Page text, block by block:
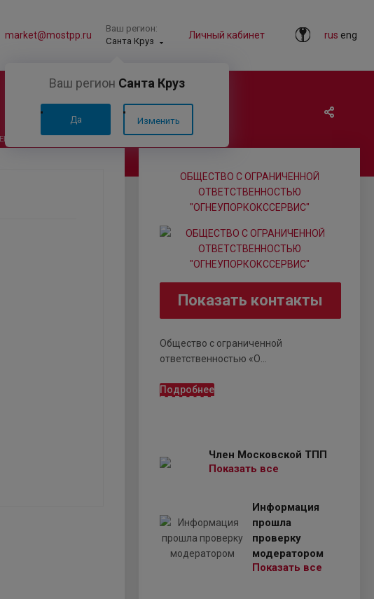
rus eng
Личный кабинет
Ваш регион:
Санта Круз
Ваш регион Санта Круз
Да Изменить
market@mostpp.ru
ОБЩЕСТВО С ОГРАНИЧЕННОЙ
ОТВЕТСТВЕННОСТЬЮ
"ОГНЕУПОРКОКССЕРВИС"
Показать контакты
Общество с ограниченной
ответственностью «О...
Подробнее
Член Московской ТПП
Показать все
Информация
прошла
проверку
модератором
Показать все